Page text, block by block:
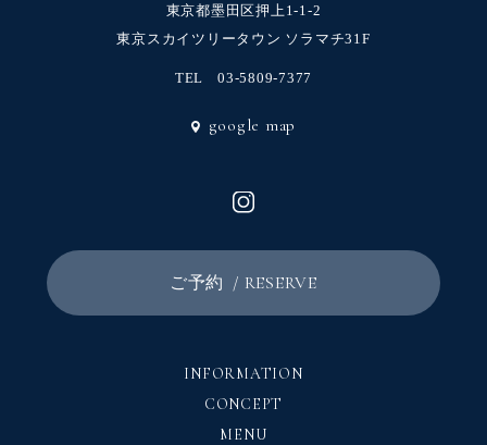
東京都墨田区押上1-1-2
東京スカイツリータウン ソラマチ31F
TEL 03-5809-7377
google map
ご予約 / RESERVE
INFORMATION
CONCEPT
MENU